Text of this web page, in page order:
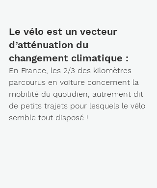
Le vélo est un vecteur
d’atténuation du
changement climatique :
En France, les 2/3 des kilomètres
parcourus en voiture concernent la
mobilité du quotidien, autrement dit
de petits trajets pour lesquels le vélo
semble tout disposé !